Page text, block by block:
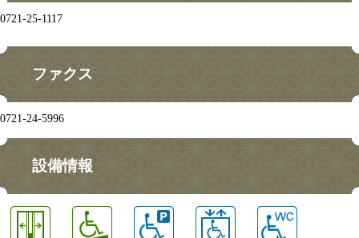
0721-25-1117
ファクス
0721-24-5996
設備情報